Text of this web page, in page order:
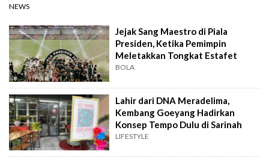
NEWS
Jejak Sang Maestro di Piala
Presiden, Ketika Pemimpin
Meletakkan Tongkat Estafet
BOLA
Lahir dari DNA Meradelima,
Kembang Goeyang Hadirkan
Konsep Tempo Dulu di Sarinah
LIFESTYLE